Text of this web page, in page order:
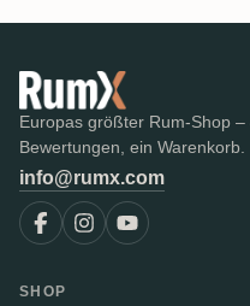
Europas größter Rum-Shop
Bewertungen, ein Warenkorb.
info@rumx.com
SHOP